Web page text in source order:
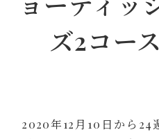
ズ2コー
2020年12月10日から24